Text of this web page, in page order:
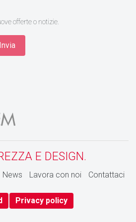
offerte o notizie.
E DESIGN.
News Lavora con noi Contattaci
Privacy policy